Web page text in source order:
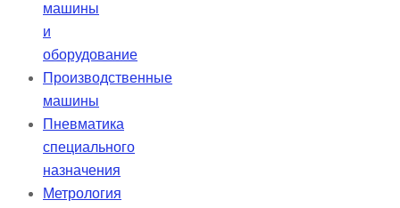
машины
и
оборудование
Производственные
машины
Пневматика
специального
назначения
Метрология